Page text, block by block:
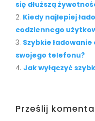
się dłuższą
Kiedy najlepiej
codziennego
Szybkie
swojego telefonu?
Jak wyłączyć
Prześlij